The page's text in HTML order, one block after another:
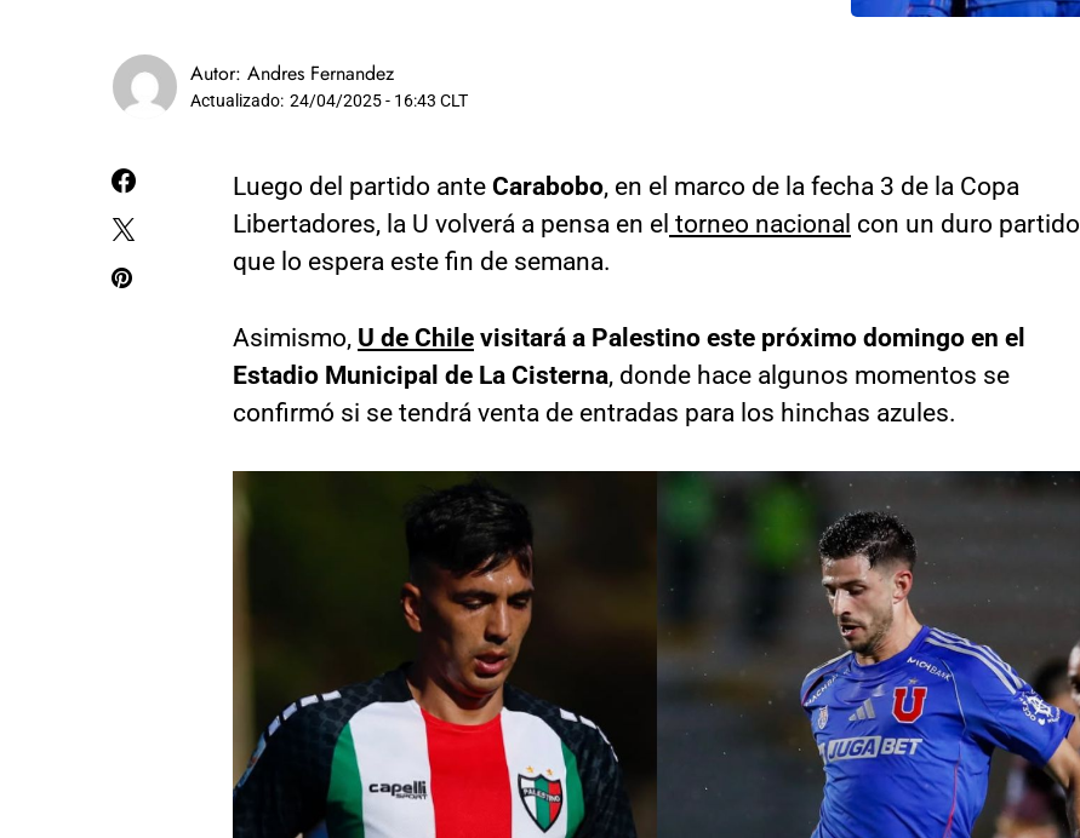
Autor: Andres Fernandez
Actualizado: 24/04/2025 - 16:43 CLT
Luego del partido ante Carabobo, en el marco de la fecha 3 de la Copa
Libertadores, la U volverá a pensa en el torneo nacional con un duro partido
que lo espera este fin de semana.
Asimismo, U de Chile visitará a Palestino este próximo domingo en el
Estadio Municipal de La Cisterna, donde hace algunos momentos se
confirmó si se tendrá venta de entradas para los hinchas azules.